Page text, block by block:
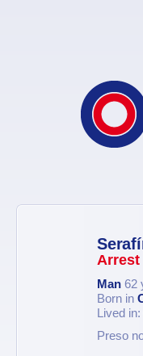
Arrest
Man 62
Born in
Lived in:
Preso